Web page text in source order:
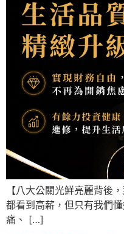
【八大公關光鮮亮麗背後
都看到高薪，但只有我們
痛、 […]